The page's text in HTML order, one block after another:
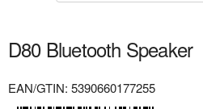
D80 Bluetooth Speaker
EAN/GTIN: 5390660177255